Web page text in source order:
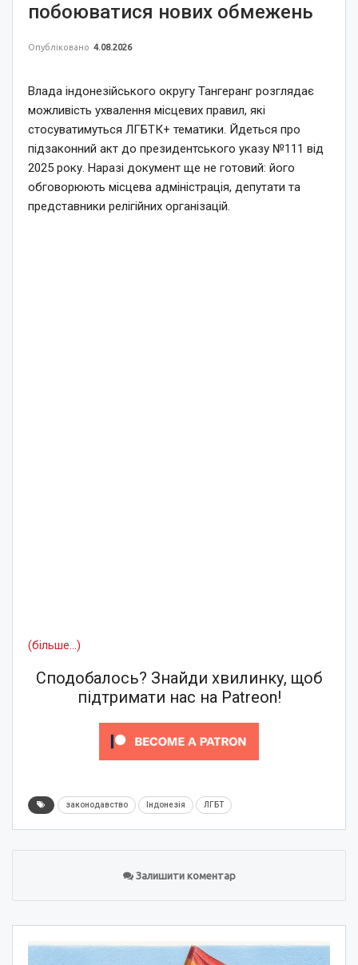
побоюватися нових обмежень
Опубліковано 4.08.2026
Влада індонезійського округу Тангеранг розглядає
можливість ухвалення місцевих правил, які
стосуватимуться ЛГБТК+ тематики. Йдеться про
підзаконний акт до президентського указу №111 від
2025 року. Наразі документ ще не готовий: його
обговорюють місцева адміністрація, депутати та
представники релігійних організацій.
(більше…)
Сподобалось? Знайди хвилинку, щоб
підтримати нас на Patreon!
законодавство Індонезія ЛГБТ
Залишити коментар